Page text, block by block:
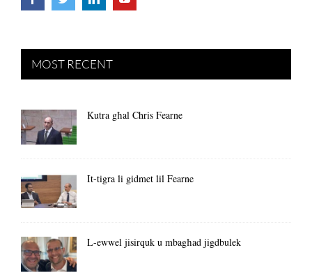
MOST RECENT
Kutra għal Chris Fearne
It-tigra li gidmet lil Fearne
L-ewwel jisirquk u mbagħad jigdbulek